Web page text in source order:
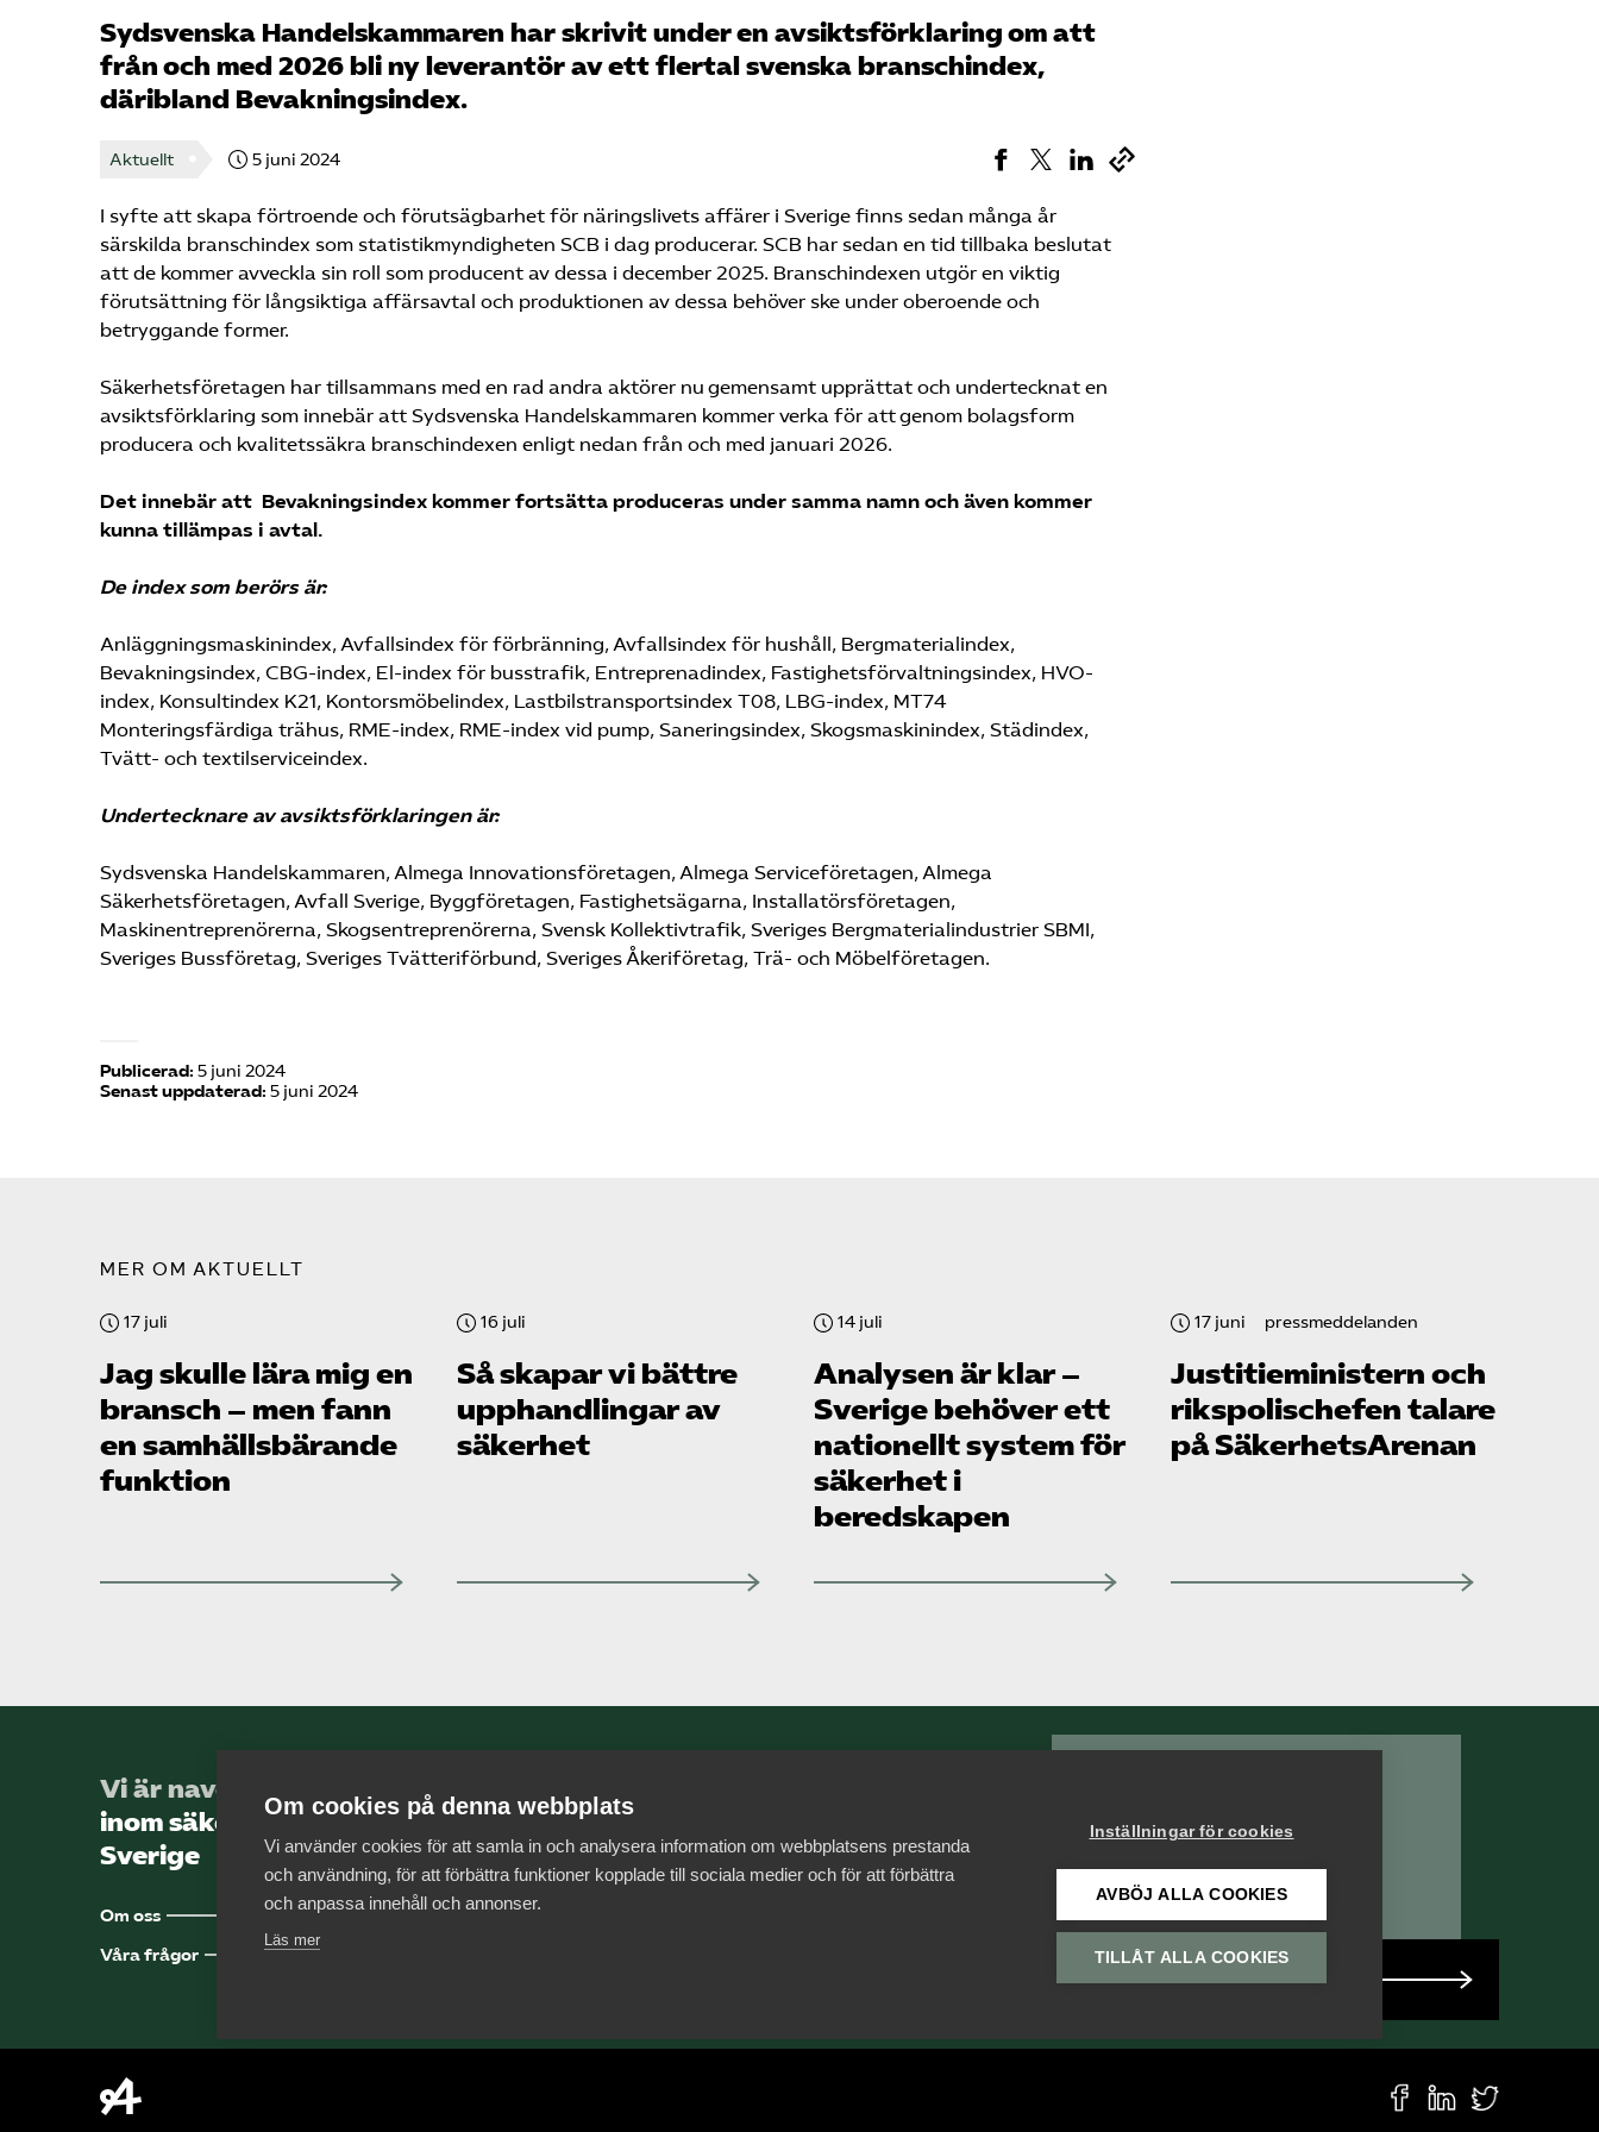
Sydsvenska Handelskammaren har skrivit under en avsiktsförklaring om att
från och med 2026 bli ny leverantör av ett flertal svenska branschindex,
däribland Bevakningsindex.
Aktuellt 5 juni 2024
I syfte att skapa förtroende och förutsägbarhet för näringslivets affärer i Sverige finns sedan många år
särskilda branschindex som statistikmyndigheten SCB i dag producerar. SCB har sedan en tid tillbaka beslutat
att de kommer avveckla sin roll som producent av dessa i december 2025. Branschindexen utgör en viktig
förutsättning för långsiktiga affärsavtal och produktionen av dessa behöver ske under oberoende och
betryggande former.
Säkerhetsföretagen har tillsammans med en rad andra aktörer nu gemensamt upprättat och undertecknat en
avsiktsförklaring som innebär att Sydsvenska Handelskammaren kommer verka för att genom bolagsform
producera och kvalitetssäkra branschindexen enligt nedan från och med januari 2026.
Det innebär att Bevakningsindex kommer fortsätta produceras under samma namn och även kommer
kunna tillämpas i avtal.
De index som berörs är:
Anläggningsmaskinindex, Avfallsindex för förbränning, Avfallsindex för hushåll, Bergmaterialindex,
Bevakningsindex, CBG-index, El-index för busstrafik, Entreprenadindex, Fastighetsförvaltningsindex, HVO-
index, Konsultindex K21, Kontorsmöbelindex, Lastbilstransportsindex T08, LBG-index, MT74
Monteringsfärdiga trähus, RME-index, RME-index vid pump, Saneringsindex, Skogsmaskinindex, Städindex,
Tvätt- och textilserviceindex.
Undertecknare av avsiktsförklaringen är:
Sydsvenska Handelskammaren, Almega Innovationsföretagen, Almega Serviceföretagen, Almega
Säkerhetsföretagen, Avfall Sverige, Byggföretagen, Fastighetsägarna, Installatörsföretagen,
Maskinentreprenörerna, Skogsentreprenörerna, Svensk Kollektivtrafik, Sveriges Bergmaterialindustrier SBMI,
Sveriges Bussföretag, Sveriges Tvätteriförbund, Sveriges Åkeriföretag, Trä- och Möbelföretagen.
Publicerad: 5 juni 2024
Senast uppdaterad: 5 juni 2024
MER OM AKTUELLT
17 juli
Jag skulle lära mig en
bransch – men fann
en samhällsbärande
funktion
16 juli
Så skapar vi bättre
upphandlingar av
säkerhet
14 juli
Analysen är klar –
Sverige behöver ett
nationellt system för
säkerhet i
beredskapen
17 juni pressmeddelanden
Justitie­ministern och
rikspolischefen talare
på SäkerhetsArenan
Vi är navet för företag
inom säkerhetssektorn i
Sverige
Om oss
Våra frågor
Som medlem har du
tillgång till
vår digitala kunskapsbank
Arbetsgivarguiden
Säkerhetsföretagen
Bli medlem
Om cookies på denna webbplats
Vi använder cookies för att samla in och analysera information om webbplatsens prestanda
och användning, för att förbättra funktioner kopplade till sociala medier och för att förbättra
och anpassa innehåll och annonser.
Läs mer
Inställningar för cookies
AVBÖJ ALLA COOKIES
TILLÅT ALLA COOKIES